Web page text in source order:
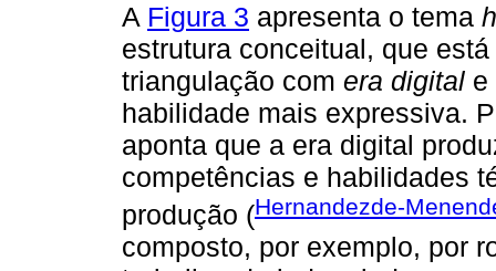
A Figura 3 apresenta o tema
estrutura conceitual, que
triangulação com era digital
habilidade mais expressiva.
aponta que a era digital
competências e habilidades
produção (Hernandezde-
composto, por exemplo, por